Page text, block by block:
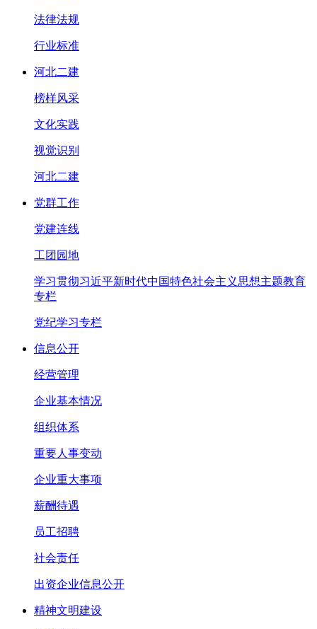
法律法规
行业标准
河北二建
榜样风采
文化实践
视觉识别
河北二建
党群工作
党建连线
工团园地
学习贯彻习近平新时代中国特色社会主义思想主题教育
专栏
党纪学习专栏
信息公开
经营管理
企业基本情况
组织体系
重要人事变动
企业重大事项
薪酬待遇
员工招聘
社会责任
出资企业信息公开
精神文明建设